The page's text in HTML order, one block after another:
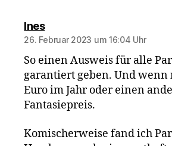
Inessagt:
26. Februar 2023 um 16:04 Uhr
So einen Ausweis für alle
garantiert geben. Und wenn
Euro im Jahr oder einen
Fantasiepreis.
Komischerweise fand ich